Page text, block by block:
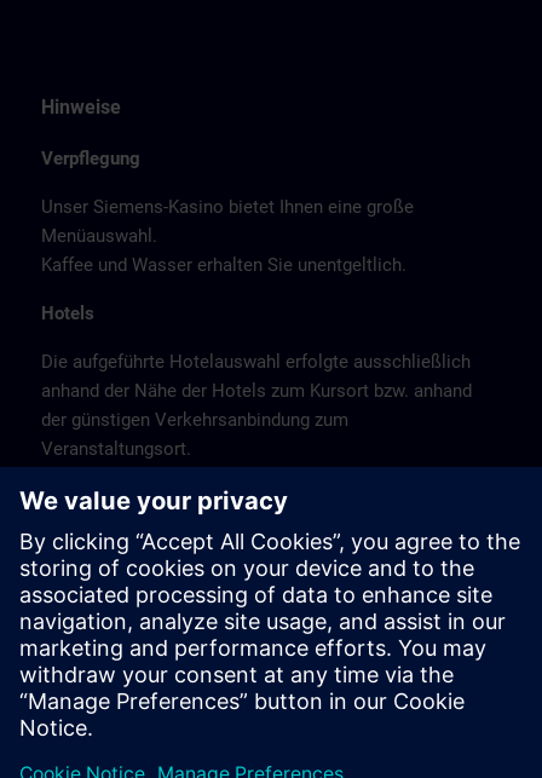
Hinweise
Verpflegung
Unser Siemens-Kasino bietet Ihnen eine große
Menüauswahl.
Kaffee und Wasser erhalten Sie unentgeltlich.
Hotels
Die aufgeführte Hotelauswahl erfolgte ausschließlich
anhand der Nähe der Hotels zum Kursort bzw. anhand
der günstigen Verkehrsanbindung zum
Veranstaltungsort.
Vertragshotels, daher können wir für die Qualität der
Hotels keine Gewähr übernehmen.
Bitte beachten Sie, dass München Messestadt ist.
Buchen Sie daher frühzeitig.
Stornierung
Bitte stornieren Sie schriftlich.